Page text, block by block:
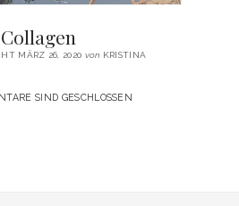
Collagen
MÄRZ 26, 2020 von KRISTINA
SIND GESCHLOSSEN